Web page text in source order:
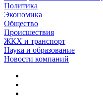
Политика
Экономика
Общество
Происшествия
ЖКХ и транспорт
Наука и образование
Новости компаний